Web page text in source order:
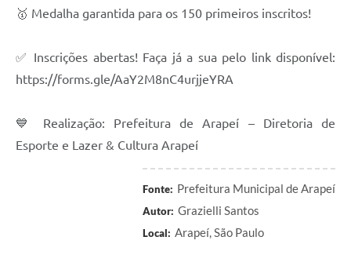
🥇 Medalha garantida para os 150 primeiros inscritos!
✅ Inscrições abertas! Faça já a sua pelo link disponível:
https://forms.gle/AaY2M8nC4urjjeYRA
💙 Realização: Prefeitura de Arapeí – Diretoria de
Esporte e Lazer & Cultura Arapeí
Fonte: Prefeitura Municipal de Arapeí
Autor: Grazielli Santos
Local: Arapeí, São Paulo